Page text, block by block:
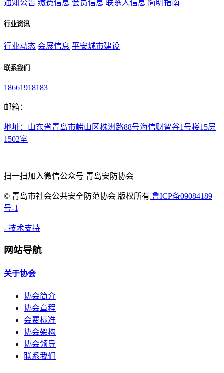
通知公告 缴费信息 会员信息 联系人信息 简明指南
行业资讯
行业动态 会展信息 平安城市建设
联系我们
18661918183
邮箱：
地址：山东省青岛市崂山区株洲路88号海信财智谷1号楼15层
1502室
扫一扫加入微信公众号 青岛安防协会
© 青岛市社会公共安全防范协会 版权所有 鲁ICP备09084189
号-1
- 技术支持
网站导航
关于协会
协会简介
协会章程
会费标准
协会架构
协会领导
联系我们